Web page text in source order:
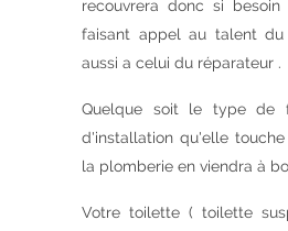
recouvrera donc si besoin
faisant appel au talent du
aussi a celui du réparateur .
Quelque soit le type de
d'installation qu'elle
la plomberie en viendra à
Votre toilette ( toilette